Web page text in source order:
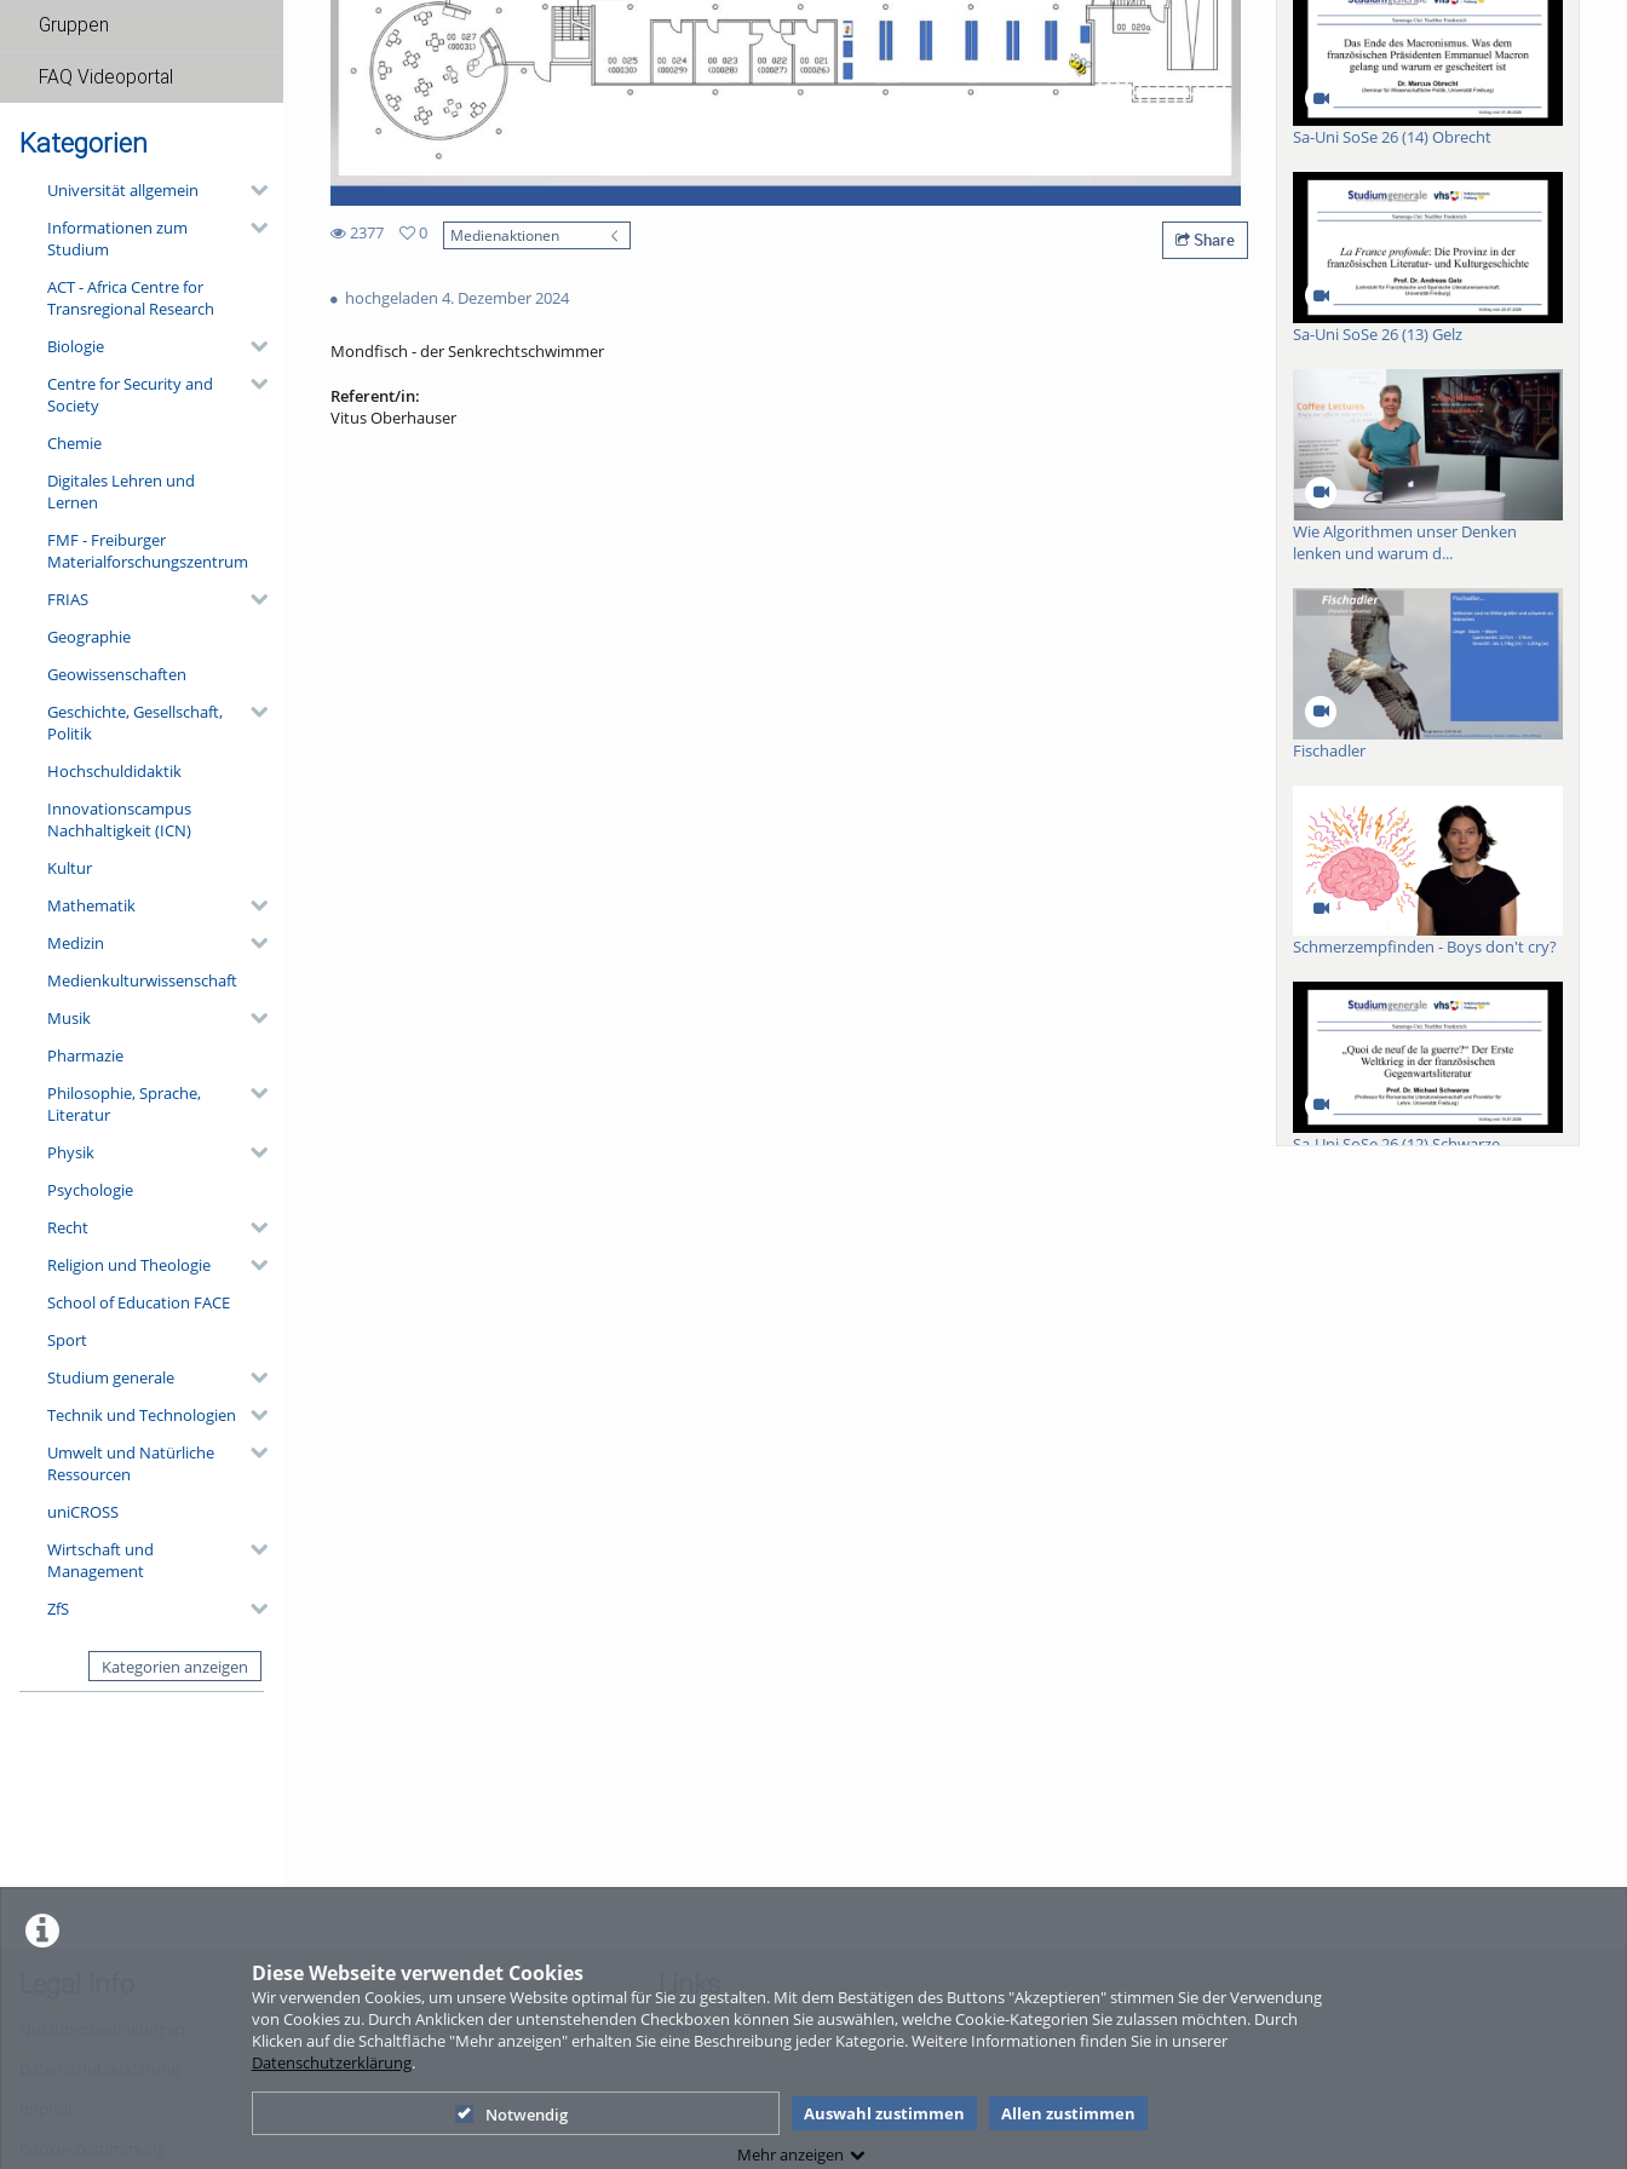
Diese Webseite verwendet Cookies
Wir verwenden Cookies, um unsere Website optimal für Sie zu gestalten. Mit dem Bestätigen des Buttons "Akzeptieren" stimmen Sie der Verwendung
von Cookies zu. Durch Anklicken der untenstehenden Checkboxen können Sie auswählen, welche Cookie-Kategorien Sie zulassen möchten. Durch
Klicken auf die Schaltfläche "Mehr anzeigen" erhalten Sie eine Beschreibung jeder Kategorie. Weitere Informationen finden Sie in unserer
Datenschutzerklärung.
Notwendig Auswahl zustimmen
Allen zustimmen
Mehr anzeigen
Gruppen
FAQ Videoportal
Kategorien
Universität allgemein
Informationen zum
Studium
ACT - Africa Centre for
Transregional Research
Biologie
Centre for Security and
Society
Chemie
Digitales Lehren und
Lernen
FMF - Freiburger
Materialforschungszentrum
FRIAS
Geographie
Geowissenschaften
Geschichte, Gesellschaft,
Politik
Hochschuldidaktik
Innovationscampus
Nachhaltigkeit (ICN)
Kultur
Mathematik
Medizin
Medienkulturwissenschaft
Musik
Pharmazie
Philosophie, Sprache,
Literatur
Physik
Psychologie
Recht
Religion und Theologie
School of Education FACE
Sport
Studium generale
Technik und Technologien
Umwelt und Natürliche
Ressourcen
uniCROSS
Wirtschaft und
Management
ZfS
Kategorien anzeigen
2377
views
0
Medienaktionen Share
hochgeladen 4. Dezember 2024
Mondfisch - der Senkrechtschwimmer
Referent/in:
Vitus Oberhauser
Sa-Uni SoSe 26 (14) Obrecht
Sa-Uni SoSe 26 (13) Gelz
Wie Algorithmen unser Denken
lenken und warum d...
Fischadler
Schmerzempfinden - Boys don't cry?
Sa-Uni SoSe 26 (12) Schwarze
Sperber
Links
Sitemap